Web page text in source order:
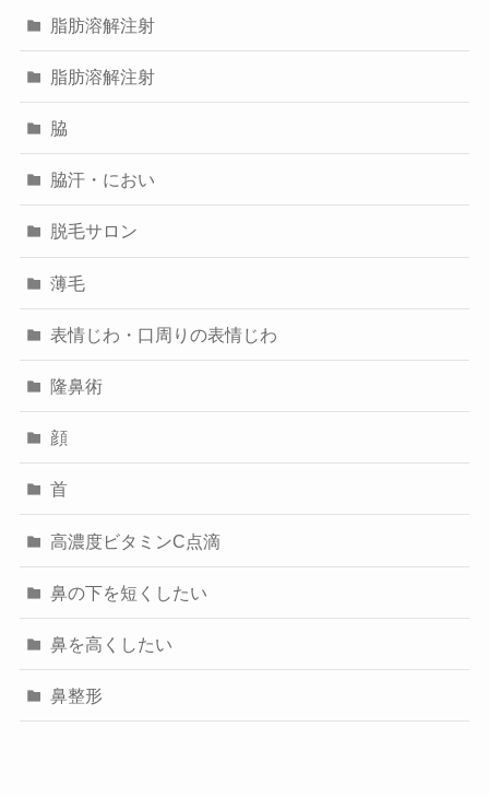
脂肪溶解注射
脂肪溶解注射
脇
脇汗・におい
脱毛サロン
薄毛
表情じわ・口周りの表情じわ
隆鼻術
顔
首
高濃度ビタミンC点滴
鼻の下を短くしたい
鼻を高くしたい
鼻整形